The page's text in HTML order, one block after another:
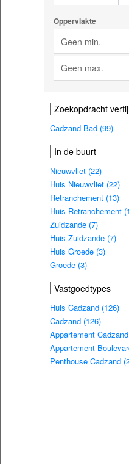
Oppervlakte
Geen min.
Geen max.
Zoekopdracht
Cadzand Bad (99)
In de buurt
Nieuwvliet (22)
Huis Nieuwvliet (22)
Retranchement (13)
Huis Retranchement
Zuidzande (7)
Huis Zuidzande (7)
Huis Groede (3)
Groede (3)
Vastgoedtypes
Huis Cadzand (126)
Cadzand (126)
Appartement
Appartement
Penthouse Cadzand